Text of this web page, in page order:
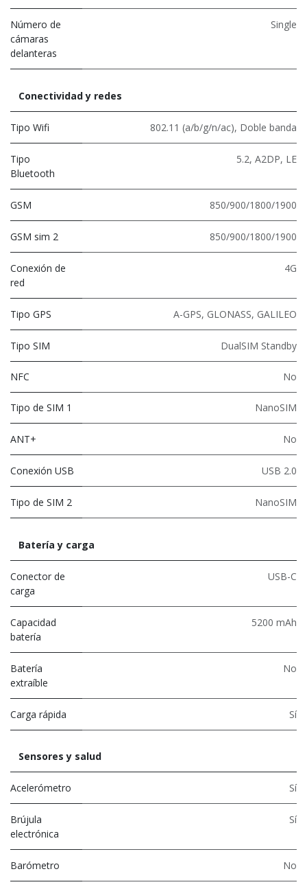
Número de
cámaras
delanteras
Single
Conectividad y redes
Tipo Wifi 802.11 (a/b/g/n/ac), Doble banda
Tipo
Bluetooth
5.2, A2DP, LE
GSM 850/900/1800/1900
GSM sim 2 850/900/1800/1900
Conexión de
red
4G
Tipo GPS A-GPS, GLONASS, GALILEO
Tipo SIM DualSIM Standby
NFC No
Tipo de SIM 1 NanoSIM
ANT+ No
Conexión USB USB 2.0
Tipo de SIM 2 NanoSIM
Batería y carga
Conector de
carga
USB-C
Capacidad
batería
5200 mAh
Batería
extraíble
No
Carga rápida Sí
Sensores y salud
Acelerómetro Sí
Brújula
electrónica
Sí
Barómetro No